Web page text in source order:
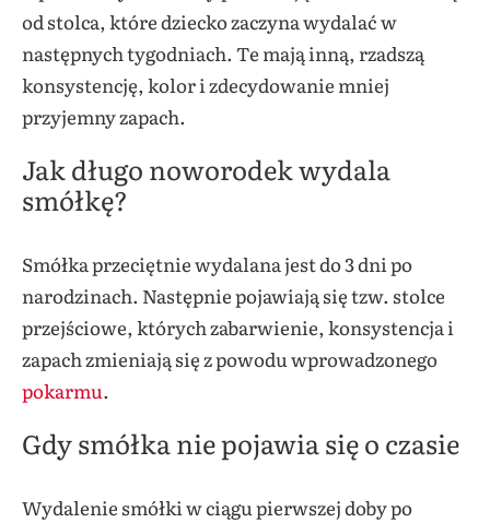
od stolca, które dziecko zaczyna wydalać w
następnych tygodniach. Te mają inną, rzadszą
konsystencję, kolor i zdecydowanie mniej
przyjemny zapach.
Jak długo noworodek wydala
smółkę?
Smółka przeciętnie wydalana jest do 3 dni po
narodzinach. Następnie pojawiają się tzw. stolce
przejściowe, których zabarwienie, konsystencja i
zapach zmieniają się z powodu wprowadzonego
pokarmu.
Gdy smółka nie pojawia się o czasie
Wydalenie smółki w ciągu pierwszej doby po